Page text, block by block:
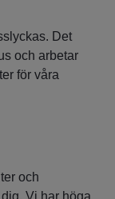
Det
och arbetar
för våra
och
Vi har höga